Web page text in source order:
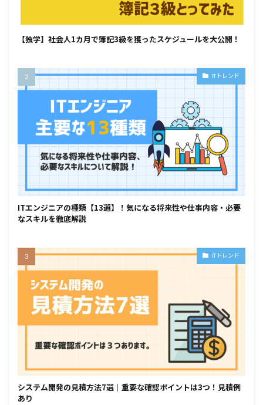
【独学】社会人1カ月で簿記3級を獲ったスケジュールを大公開！
ITトレンド
ITエンジニアの種類【13選】！気になる将来性や仕事内容・必要
なスキルを徹底解説
ITトレンド
システム開発の見積方法7選｜重要な確認ポイントは3つ！見積例
あり